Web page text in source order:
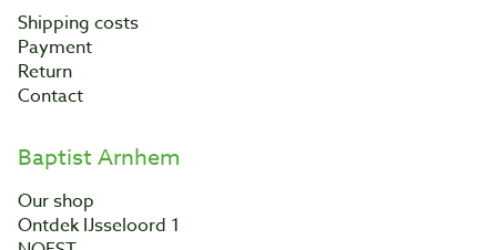
Shipping costs
Payment
Return
Contact
Baptist Arnhem
Our shop
Ontdek IJsseloord 1